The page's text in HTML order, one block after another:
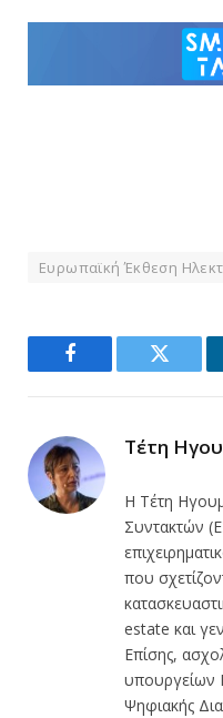
Ευρωπαϊκή Έκθεση
Facebook Twitter
Τέτη
Η Τέτη
Συντακτών
που
estate και
Επίσης,
υπουργείων
Ψηφιακής